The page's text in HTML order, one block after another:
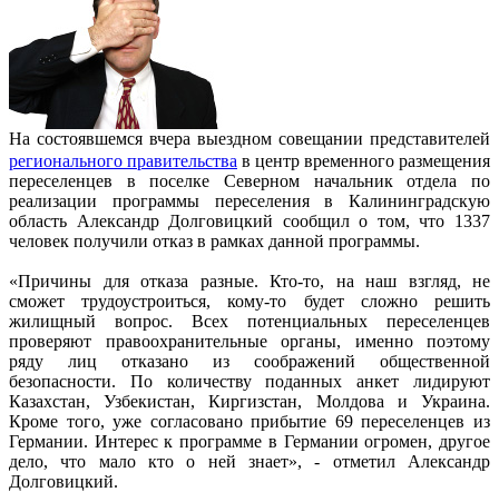
На состоявшемся вчера выездном совещании представителей
регионального правительства в центр временного размещения
переселенцев в поселке Cеверном начальник отдела по
реализации программы переселения в Калининградскую
область Александр Долговицкий сообщил о том, что 1337
человек получили отказ в рамках данной программы.
«Причины для отказа разные. Кто-то, на наш взгляд, не
сможет трудоустроиться, кому-то будет сложно решить
жилищный вопрос. Всех потенциальных переселенцев
проверяют правоохранительные органы, именно поэтому
ряду лиц отказано из соображений общественной
безопасности. По количеству поданных анкет лидируют
Казахстан, Узбекистан, Киргизстан, Молдова и Украина.
Кроме того, уже согласовано прибытие 69 переселенцев из
Германии. Интерес к программе в Германии огромен, другое
дело, что мало кто о ней знает», - отметил Александр
Долговицкий.